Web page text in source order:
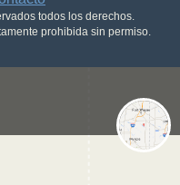
todos los derechos.
prohibida sin permiso.